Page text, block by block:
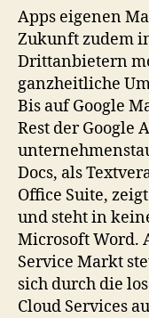
Apps eigenen
Zukunft zudem
Drittanbietern
ganzheitliche
Bis auf Google
Rest der Google
Docs, als
Office Suite,
und steht in
Microsoft Word.
Service Markt
sich durch die
Cloud Services